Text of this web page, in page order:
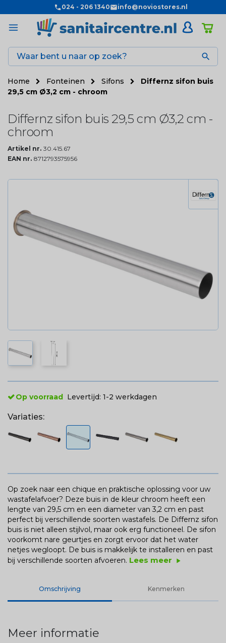
024 - 206 1340 info@noviostores.nl

Home Fonteinen Sifons
Differnz sifon buis
29,5 cm Ø3,2 cm - chroom
Differnz sifon buis 29,5 cm Ø3,2 cm -
chroom
Artikel nr. 30.415.67
EAN nr. 8712793575956
Op voorraad Levertijd: 1-2 werkdagen
Variaties:
Op zoek naar een chique en praktische oplossing voor uw
wastafelafvoer? Deze buis in de kleur chroom heeft een
lengte van 29,5 cm en een diameter van 3,2 cm en past
perfect bij verschillende soorten wastafels. De Differnz sifon
buis is niet alleen stijlvol, maar ook erg functioneel. De sifon
voorkomt nare geurtjes en zorgt ervoor dat het water
netjes wegloopt. De buis is makkelijk te installeren en past
bij verschillende soorten afvoeren. Lees meer play_arrow
Omschrijving Kenmerken
Meer informatie